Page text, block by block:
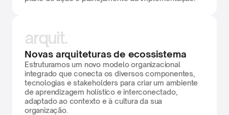
arquit.
Novas arquiteturas de ecossistema
Estruturamos um novo modelo organizacional
integrado que conecta os diversos componentes,
tecnologias e stakeholders para criar um ambiente
de aprendizagem holístico e interconectado,
adaptado ao contexto e à cultura da sua
organização.